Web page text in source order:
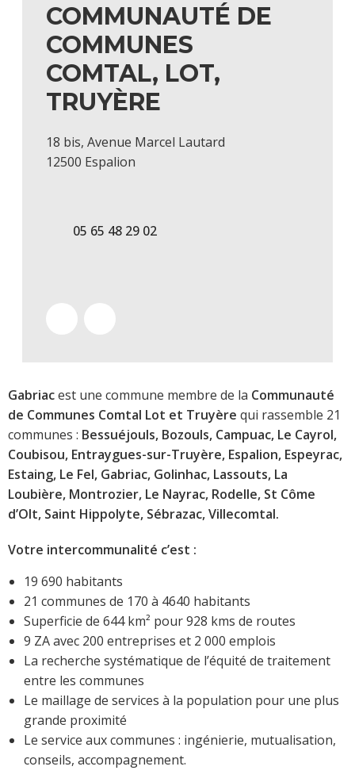
COMMUNAUTÉ DE
COMMUNES
COMTAL, LOT,
TRUYÈRE
18 bis, Avenue Marcel Lautard
12500 Espalion
05 65 48 29 02
Gabriacest une commune membre de la Communauté
de Communes Comtal Lot et Truyère qui rassemble 21
communes : Bessuéjouls, Bozouls, Campuac, Le Cayrol,
Coubisou, Entraygues-sur-Truyère, Espalion, Espeyrac,
Estaing, Le Fel, Gabriac, Golinhac, Lassouts, La
Loubière, Montrozier, Le Nayrac, Rodelle, St Côme
d’Olt, Saint Hippolyte, Sébrazac, Villecomtal.
Votre intercommunalité c’est :
19 690 habitants
21 communes de 170 à 4640 habitants
Superficie de 644 km² pour 928 kms de routes
9 ZA avec 200 entreprises et 2 000 emplois
La recherche systématique de l’équité de traitement
entre les communes
Le maillage de services à la population pour une plus
grande proximité
Le service aux communes : ingénierie, mutualisation,
conseils, accompagnement.